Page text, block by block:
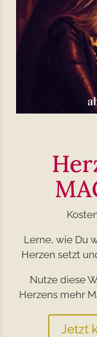
Lerne, wie Du
Herzen setzt
Nutze diese
Herzens mehr
Jetzt